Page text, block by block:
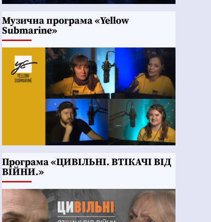
Музична програма «Yellow
Submarine»
Програма «ЦИВІЛЬНІ. ВТІКАЧІ ВІД
ВІЙНИ.»